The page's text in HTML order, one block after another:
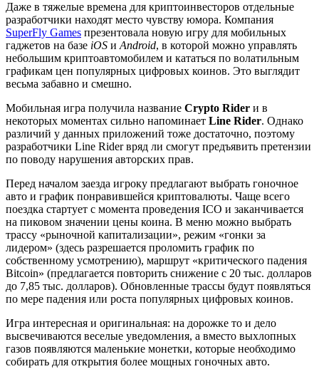
Даже в тяжелые времена для криптоинвесторов отдельные
разработчики находят место чувству юмора. Компания
SuperFly Games презентовала новую игру для мобильных
гаджетов на базе iOS и Android, в которой можно управлять
небольшим криптоавтомобилем и кататься по волатильным
графикам цен популярных цифровых коинов. Это выглядит
весьма забавно и смешно.
Мобильная игра получила название Crypto Rider и в
некоторых моментах сильно напоминает Line Rider. Однако
различий у данных приложений тоже достаточно, поэтому
разработчики Line Rider вряд ли смогут предъявить претензии
по поводу нарушения авторских прав.
Перед началом заезда игроку предлагают выбрать гоночное
авто и график понравившейся криптовалюты. Чаще всего
поездка стартует с момента проведения ICO и заканчивается
на пиковом значении цены коина. В меню можно выбрать
трассу «рыночной капитализации», режим «гонки за
лидером» (здесь разрешается проломить график по
собственному усмотрению), маршрут «критического падения
Bitcoin» (предлагается повторить снижение с 20 тыс. долларов
до 7,85 тыс. долларов). Обновленные трассы будут появляться
по мере падения или роста популярных цифровых коинов.
Игра интересная и оригинальная: на дорожке то и дело
высвечиваются веселые уведомления, а вместо выхлопных
газов появляются маленькие монетки, которые необходимо
собирать для открытия более мощных гоночных авто.